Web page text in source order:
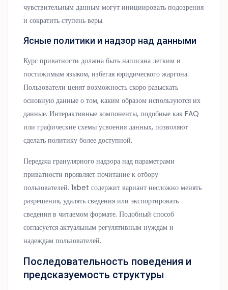
чувствительным данным могут инициировать подозрения
и сократить ступень веры.
Ясные политики и надзор над данными
Курс приватности должна быть написана легким и
постижимым языком, избегая юридического жаргона.
Пользователи ценят возможность скоро разыскать
основную данные о том, каким образом используются их
данные. Интерактивные компоненты, подобные как FAQ
или графические схемы усвоения данных, позволяют
сделать политику более доступной.
Передача гранулярного надзора над параметрами
приватности проявляет почитание к отбору
пользователей. 1xbet содержит вариант несложно менять
разрешения, удалять сведения или экспортировать
сведения в читаемом формате. Подобный способ
согласуется актуальным регулятивным нуждам и
надеждам пользователей.
Последовательность поведения и
предсказуемость структуры